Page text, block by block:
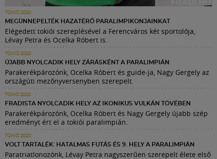
TOKIÓ 2020
MEGÜNNEPELTÉK HAZATÉRŐ PARALIMPIKONJAINKAT
Elégedett tokiói szereplésével a Ferencváros két sportolója,
Lévay Petra és Ocelka Róbert is.
TOKIÓ 2020
ÚJABB NYOLCADIK HELY ZÁRÁSKÉNT A PARALIMPIÁN
Parakerékpározónk, Ocelka Róbert és guide-ja, Nagy Gergely az
országúti mezőnyversenyben szerepelt.
TOKIÓ 2020
FRADISTA NYOLCADIK HELY AZ IKONIKUS VULKÁN TÖVÉBEN
Parakerékpározónk, Ocelka Róbert és Nagy Gergely újabb szép
eredményt ért el a tokiói paralimpián.
TOKIÓ 2020
VOLT TARTALÉK: HATALMAS FUTÁS ÉS 9. HELY A PARALIMPIÁN
Paratriatlonozónk, Lévay Petra nagyszerűen szerepelt élete első